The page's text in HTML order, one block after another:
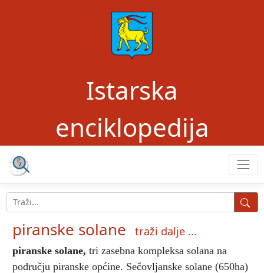
Istarska
enciklopedija
piranske solane traži dalje ...
piranske solane, tri zasebna kompleksa solana na
području piranske općine. Sečovljanske solane (650ha)